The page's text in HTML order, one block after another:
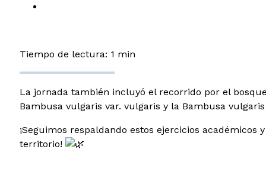
Tiempo de lectura: 1 min
La jornada también incluyó el recorrido por el
Bambusa vulgaris var. vulgaris y la Bambusa
¡Seguimos respaldando estos ejercicios
territorio!